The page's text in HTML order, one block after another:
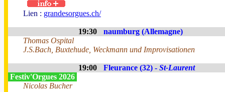
Lien : grandesorgues.ch/
19:30
naumburg (Allemagne)
Thomas Ospital
J.S.Bach, Buxtehude, Weckmann und Improvisationen
19:00 Fleurance (32) - St-Laurent
Festiv'Orgues 2026
Nicolas Bucher